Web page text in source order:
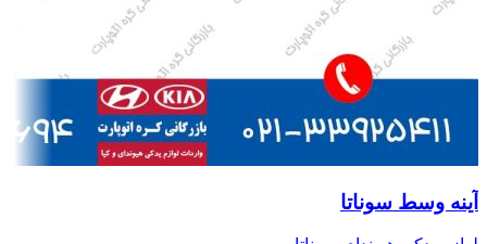
آینه وسط سوناتا